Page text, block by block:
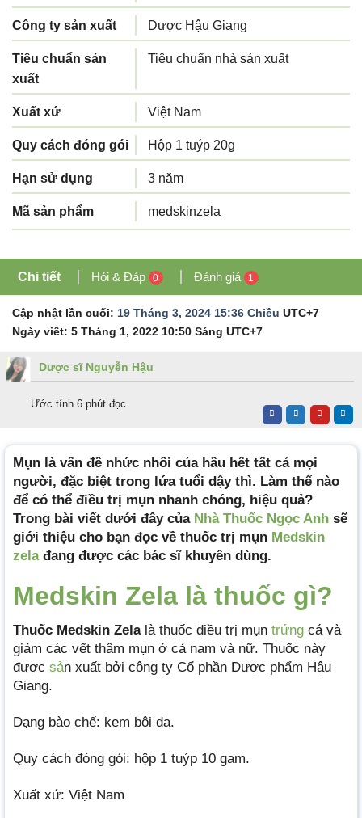
Công ty sản xuất Dược Hậu Giang
Tiêu chuẩn sản
xuất
Tiêu chuẩn nhà sản xuất
Xuất xứ Việt Nam
Quy cách đóng gói Hộp 1 tuýp 20g
Hạn sử dụng 3 năm
Mã sản phẩm medskinzela
Chi tiết Hỏi & Đáp 0 Đánh giá 1
Cập nhật lần cuối: 19 Tháng 3, 2024 15:36 Chiều UTC+7
Ngày viết: 5 Tháng 1, 2022 10:50 Sáng UTC+7
Dược sĩ Nguyễn Hậu
Ước tính 6 phút đọc
Mụn là vấn đề nhức nhối của hầu hết tất cả mọi
người, đặc biệt trong lứa tuổi dậy thì. Làm thế nào
để có thể điều trị mụn nhanh chóng, hiệu quả?
Trong bài viết dưới đây của Nhà Thuốc Ngọc Anh sẽ
giới thiệu cho bạn đọc về thuốc trị mụn Medskin
zelađang được các bác sĩ khuyên dùng.
Medskin Zela là thuốc gì?
Thuốc Medskin Zelalà thuốc điều trị mụn trứng cá và
giảm các vết thâm mụn ở cả nam và nữ. Thuốc này
được sản xuất bởi công ty Cổ phần Dược phẩm Hậu
Giang.
Dạng bào chế: kem bôi da.
Quy cách đóng gói: hộp 1 tuýp 10 gam.
Xuất xứ: Việt Nam